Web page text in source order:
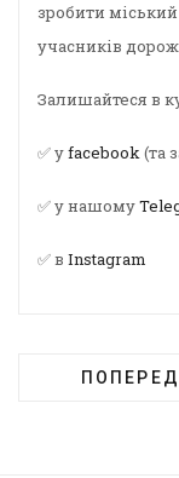
зробити
учасників
Залишайтеся в
✅ уfacebook(та
✅ у нашому
✅ в Instagram